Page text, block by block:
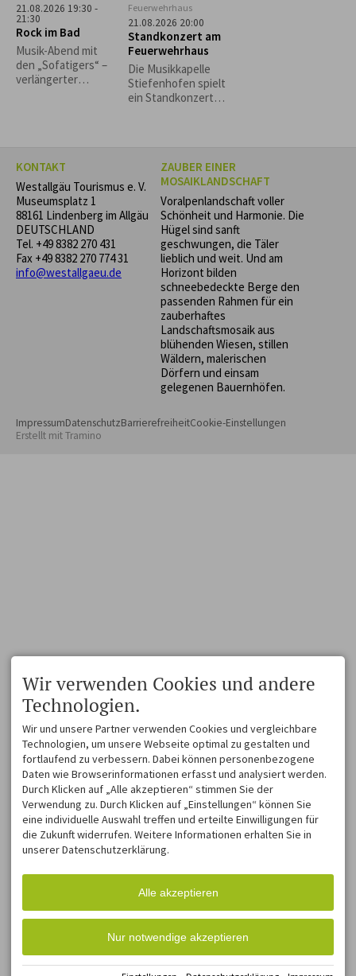
21.08.2026 19:30 -
21:30
Rock im Bad
Musik-Abend mit
den „Sofatigers“ –
verlängerter
Witterung.
Feuerwehrhaus
21.08.2026 20:00
Standkonzert am
Feuerwehrhaus
Die Musikkapelle
Stiefenhofen spielt
ein Standkonzert
Abend voller Musik
und Gemeinschaft.
KONTAKT
Westallgäu Tourismus e. V.
Museumsplatz 1
88161 Lindenberg im Allgäu
DEUTSCHLAND
Tel. +49 8382 270 431
Fax +49 8382 270 774 31
info@westallgaeu.de
ZAUBER EINER
MOSAIKLANDSCHAFT
Voralpenlandschaft voller
Schönheit und Harmonie. Die
Hügel sind sanft
geschwungen, die Täler
lieblich und weit. Und am
Horizont bilden
schneebedeckte Berge den
passenden Rahmen für ein
zauberhaftes
Landschaftsmosaik aus
blühenden Wiesen, stillen
Wäldern, malerischen
Dörfern und einsam
gelegenen Bauernhöfen.
ImpressumDatenschutzBarrierefreiheitCookie-Einstellungen
Erstellt mitTramino
Wir verwenden Cookies und andere
Technologien.
Wir und unsere Partner verwenden Cookies und vergleichbare
Technologien, um unsere Webseite optimal zu gestalten und
fortlaufend zu verbessern. Dabei können personenbezogene
Daten wie Browserinformationen erfasst und analysiert werden.
Durch Klicken auf „Alle akzeptieren“ stimmen Sie der
Verwendung zu. Durch Klicken auf „Einstellungen“ können Sie
eine individuelle Auswahl treffen und erteilte Einwilligungen für
die Zukunft widerrufen. Weitere Informationen erhalten Sie in
unserer Datenschutzerklärung.
Alle akzeptieren
Nur notwendige akzeptieren